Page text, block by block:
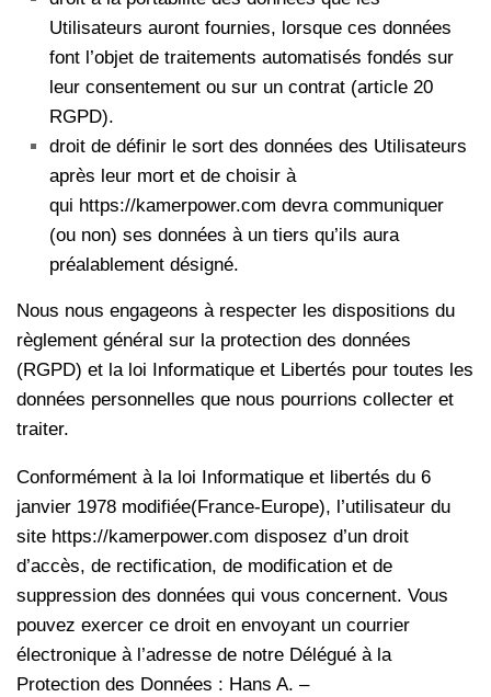
Utilisateurs auront fournies, lorsque ces données
font l’objet de traitements automatisés fondés sur
leur consentement ou sur un contrat (article 20
RGPD).
droit de définir le sort des données des Utilisateurs
après leur mort et de choisir à
qui https://kamerpower.com devra communiquer
(ou non) ses données à un tiers qu’ils aura
préalablement désigné.
Nous nous engageons à respecter les dispositions du
règlement général sur la protection des données
(RGPD) et la loi Informatique et Libertés pour toutes les
données personnelles que nous pourrions collecter et
traiter.
Conformément à la loi Informatique et libertés du 6
janvier 1978 modifiée(France-Europe), l’utilisateur du
site https://kamerpower.com disposez d’un droit
d’accès, de rectification, de modification et de
suppression des données qui vous concernent. Vous
pouvez exercer ce droit en envoyant un courrier
électronique à l’adresse de notre Délégué à la
Protection des Données : Hans A. –